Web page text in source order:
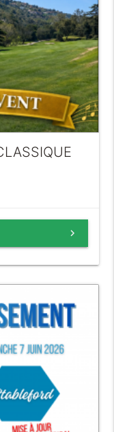
keyboard_arrow_right